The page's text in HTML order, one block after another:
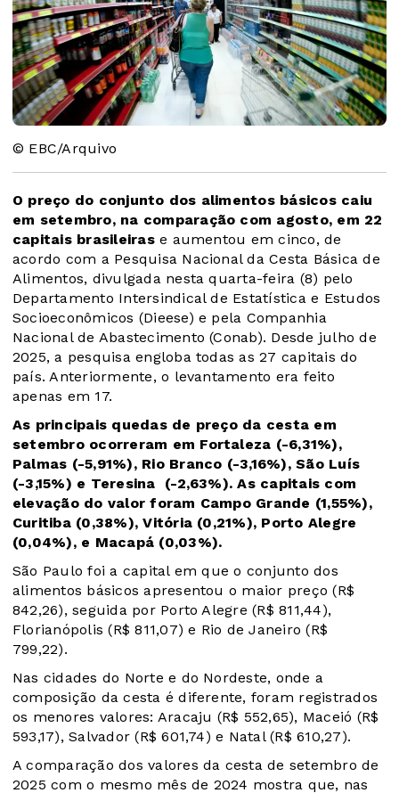
© EBC/Arquivo
O preço do conjunto dos alimentos básicos caiu
em setembro, na comparação com agosto, em 22
capitais brasileirase aumentou em cinco, de
acordo com a Pesquisa Nacional da Cesta Básica de
Alimentos, divulgada nesta quarta-feira (8) pelo
Departamento Intersindical de Estatística e Estudos
Socioeconômicos (Dieese) e pela Companhia
Nacional de Abastecimento (Conab). Desde julho de
2025, a pesquisa engloba todas as 27 capitais do
país. Anteriormente, o levantamento era feito
apenas em 17.
As principais quedas de preço da cesta em
setembro ocorreram em Fortaleza (-6,31%),
Palmas (-5,91%), Rio Branco (-3,16%), São Luís
(-3,15%) e Teresina (-2,63%). As capitais com
elevação do valor foram Campo Grande (1,55%),
Curitiba (0,38%), Vitória (0,21%), Porto Alegre
(0,04%), e Macapá (0,03%).
São Paulo foi a capital em que o conjunto dos
alimentos básicos apresentou o maior preço (R$
842,26), seguida por Porto Alegre (R$ 811,44),
Florianópolis (R$ 811,07) e Rio de Janeiro (R$
799,22).
Nas cidades do Norte e do Nordeste, onde a
composição da cesta é diferente, foram registrados
os menores valores: Aracaju (R$ 552,65), Maceió (R$
593,17), Salvador (R$ 601,74) e Natal (R$ 610,27).
A comparação dos valores da cesta de setembro de
2025 com o mesmo mês de 2024 mostra que, nas